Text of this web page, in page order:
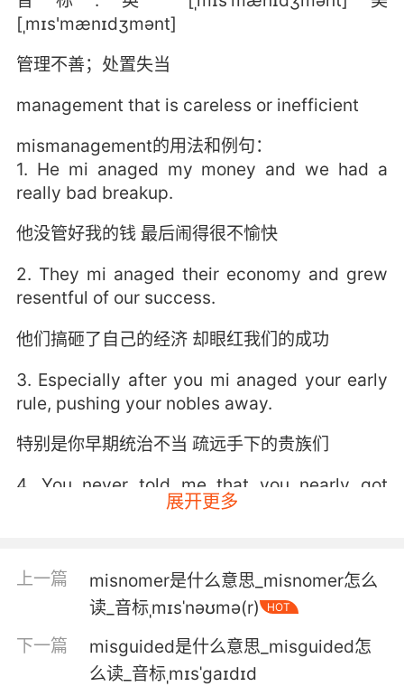
[ˌmɪs'mænɪdʒmənt]
管理不善；处置失当
management that is careless or inefficient
mismanagement的用法和例句：
1. He mi anaged my money and we had a
really bad breakup.
他没管好我的钱 最后闹得很不愉快
2. They mi anaged their economy and grew
resentful of our success.
他们搞砸了自己的经济 却眼红我们的成功
3. Especially after you mi anaged your early
rule, pushing your nobles away.
特别是你早期统治不当 疏远手下的贵族们
4. You never told me that you nearly got
shitcanned for mi anaging your department.
被解雇
5. Well, the first time was so mi anaged, we
wanted to take another crack at it.
第一次处理得非常不当 我们想要再试试看
展开更多
上一篇
misnomer是什么意思_misnomer怎么
读_音标ˌmɪsˈnəʊmə(r)
HOT
下一篇
misguided是什么意思_misguided怎
么读_音标ˌmɪsˈgaɪdɪd